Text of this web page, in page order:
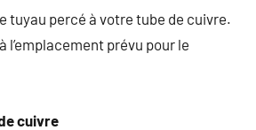
tuyau percé à votre tube de cuivre.
l’emplacement prévu pour le
cuivre